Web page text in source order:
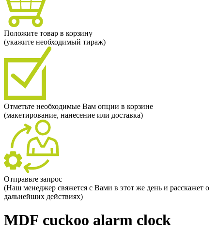
Положите товар в корзину
(укажите необходимый тираж)
Отметьте необходимые Вам опции в корзине
(макетирование, нанесение или доставка)
Отправьте запрос
(Наш менеджер свяжется с Вами в этот же день и расскажет о
дальнейших действиях)
MDF cuckoo alarm clock